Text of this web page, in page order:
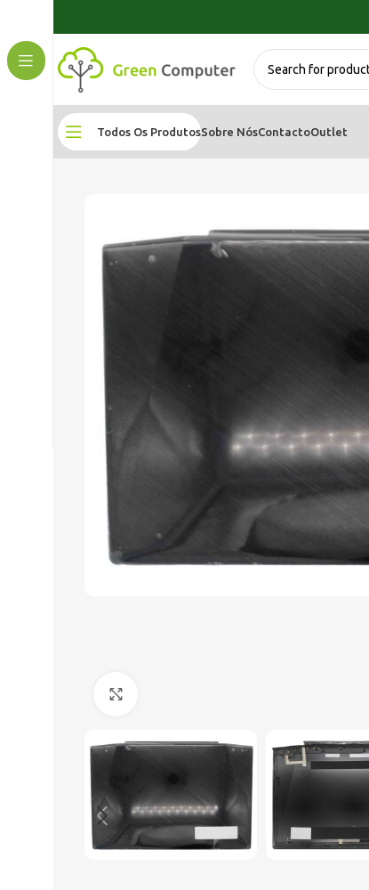
Todos Os ProdutosSobre NósContactoOutlet